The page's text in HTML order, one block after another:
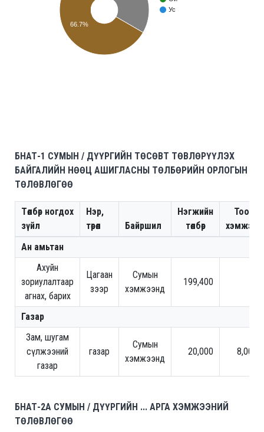
Ус
66.7%
БНАТ-1 СУМЫН / ДҮҮРГИЙН ТӨСӨВТ ТӨВЛӨРҮҮЛЭХ
БАЙГАЛИЙН НӨӨЦ АШИГЛАСНЫ ТӨЛБӨРИЙН ОРЛОГЫН
ТӨЛӨВЛӨГӨӨ
Төлбөр ногдох
зүйл
Нэр,
төрөл
Байршил
Нэгжийн
төлбөр
Тоо
хэмжээ
Ан амьтан
Ахуйн
зориулалтаар
агнах, барих
Цагаан
зээр
Сумын
хэмжээнд
199,400
Газар
Зам, шугам
сүлжээний
газар
газар
Сумын
хэмжээнд
20,000 8,000
БНАТ-2A СУМЫН / ДҮҮРГИЙН ... АРГА ХЭМЖЭЭНИЙ
ТӨЛӨВЛӨГӨӨ